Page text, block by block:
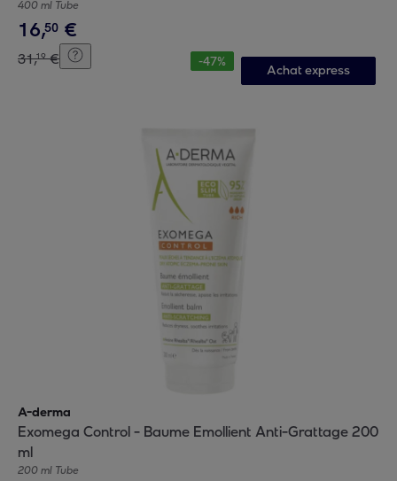
400 ml Tube
16,50 €
31,19 € -47%
Achat express
A-derma
Exomega Control - Baume Emollient Anti-Grattage 200
ml
200 ml Tube